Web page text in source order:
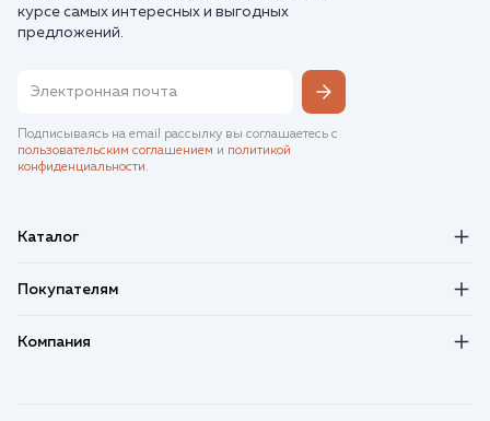
курсе самых интересных и выгодных
предложений.
Подписываясь на email рассылку вы соглашаетесь с
пользовательским соглашением и политикой
конфиденциальности.
Каталог
Покупателям
Компания